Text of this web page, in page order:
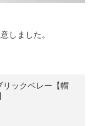
しました。
ックベレー【帽